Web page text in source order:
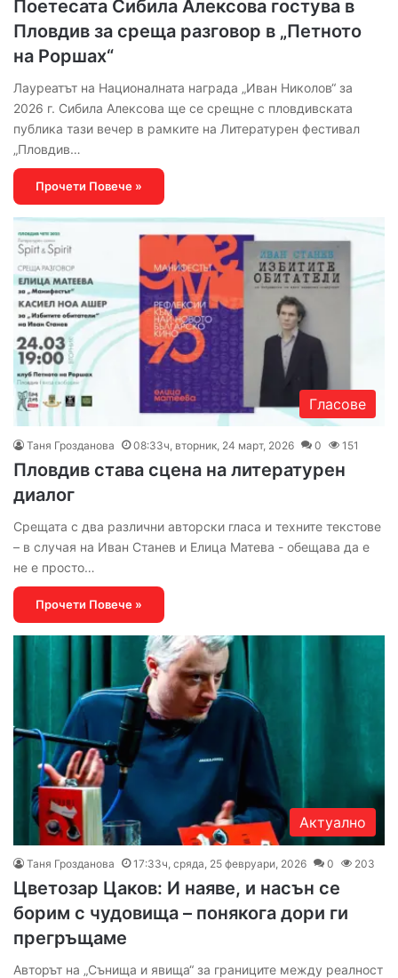
Поетесата Сибила Алексова гостува в
Пловдив за среща разговор в „Петното
на Роршах“
Лауреатът на Националната награда „Иван Николов“ за
2026 г. Сибила Алексова ще се срещне с пловдивската
публика тази вечер в рамките на Литературен фестивал
„Пловдив…
Прочети Повече »
Гласове
Таня Грозданова 08:33ч, вторник, 24 март, 2026 0 151
Пловдив става сцена на литературен
диалог
Срещата с два различни авторски гласа и техните текстове
– в случая на Иван Станев и Елица Матева - обещава да е
не е просто…
Прочети Повече »
Актуално
Таня Грозданова 17:33ч, сряда, 25 февруари, 2026 0 203
Цветозар Цаков: И наяве, и насън се
борим с чудовища – понякога дори ги
прегръщаме
Авторът на „Сънища и явища“ за границите между реалност